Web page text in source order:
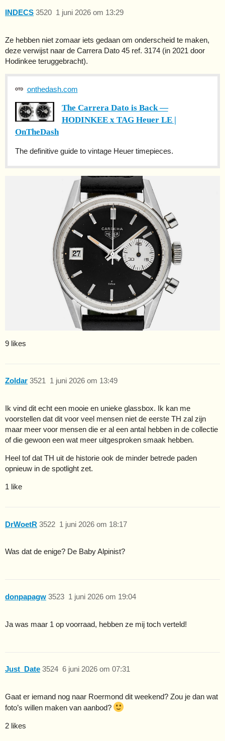
INDECS 1 juni 2026 om 13:29
3520
Ze hebben niet zomaar iets gedaan om onderscheid te maken,
deze verwijst naar de Carrera Dato 45 ref. 3174 (in 2021 door
Hodinkee teruggebracht).
onthedash.com
The Carrera Dato is Back —
HODINKEE x TAG Heuer LE |
OnTheDash
The definitive guide to vintage Heuer timepieces.
9 likes
Zoldar 1 juni 2026 om 13:49
3521
Ik vind dit echt een mooie en unieke glassbox. Ik kan me
voorstellen dat dit voor veel mensen niet de eerste TH zal zijn
maar meer voor mensen die er al een antal hebben in de collectie
of die gewoon een wat meer uitgesproken smaak hebben.
Heel tof dat TH uit de historie ook de minder betrede paden
opnieuw in de spotlight zet.
1 like
DrWoetR 1 juni 2026 om 18:17
3522
Was dat de enige? De Baby Alpinist?
donpapagw 1 juni 2026 om 19:04
3523
Ja was maar 1 op voorraad, hebben ze mij toch verteld!
Just_Date 6 juni 2026 om 07:31
3524
Gaat er iemand nog naar Roermond dit weekend? Zou je dan wat
foto’s willen maken van aanbod?
2 likes